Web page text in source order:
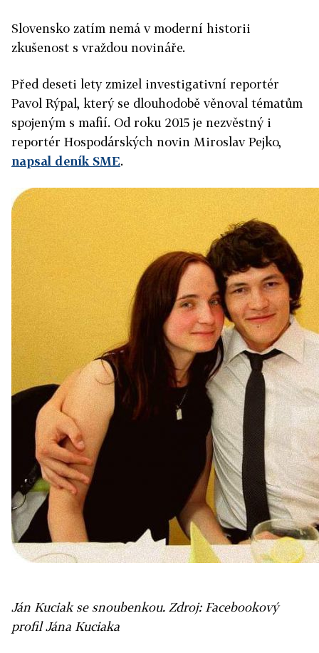
Slovensko zatím nemá v moderní historii
zkušenost s vraždou novináře.
Před deseti lety zmizel investigativní reportér
Pavol Rýpal, který se dlouhodobě věnoval tématům
spojeným s mafií. Od roku 2015 je nezvěstný i
reportér Hospodárských novin Miroslav Pejko,
napsal deník SME.
Ján Kuciak se snoubenkou. Zdroj: Facebookový
profil Jána Kuciaka